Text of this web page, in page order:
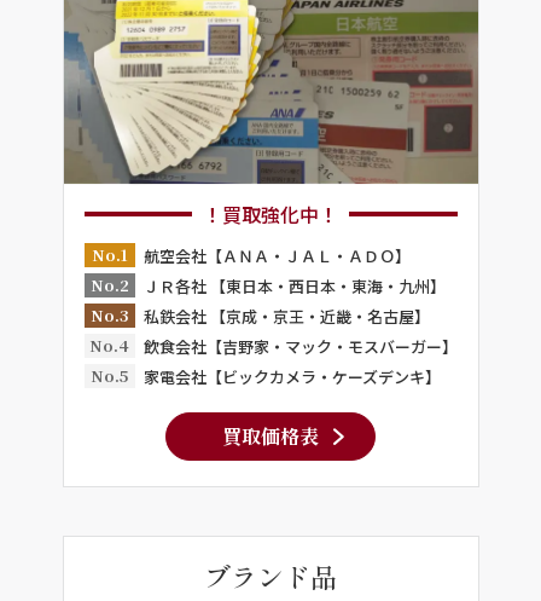
！買取強化中！
No.1
航空会社【ＡＮＡ・ＪＡＬ・ＡＤＯ】
No.2
ＪＲ各社 【東日本・西日本・東海・九州】
No.3
私鉄会社 【京成・京王・近畿・名古屋】
No.4
飲食会社【吉野家・マック・モスバーガー】
No.5
家電会社【ビックカメラ・ケーズデンキ】
買取価格表
ブランド品